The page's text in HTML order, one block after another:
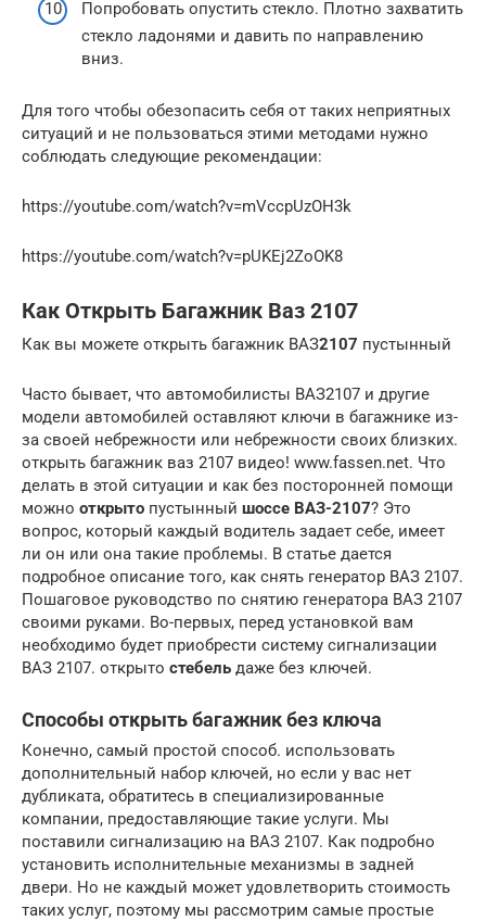
Попробовать опустить стекло. Плотно захватить
стекло ладонями и давить по направлению
вниз.
Для того чтобы обезопасить себя от таких неприятных
ситуаций и не пользоваться этими методами нужно
соблюдать следующие рекомендации:
https://youtube.com/watch?v=mVccpUzOH3k
https://youtube.com/watch?v=pUKEj2ZoOK8
Как Открыть Багажник Ваз 2107
Как вы можете открыть багажник ВАЗ2107 пустынный
Часто бывает, что автомобилисты ВАЗ2107 и другие
модели автомобилей оставляют ключи в багажнике из-
за своей небрежности или небрежности своих близких.
открыть багажник ваз 2107 видео! www.fassen.net. Что
делать в этой ситуации и как без посторонней помощи
можно открыто пустынный шоссе ВАЗ-2107? Это
вопрос, который каждый водитель задает себе, имеет
ли он или она такие проблемы. В статье дается
подробное описание того, как снять генератор ВАЗ 2107.
Пошаговое руководство по снятию генератора ВАЗ 2107
своими руками. Во-первых, перед установкой вам
необходимо будет приобрести систему сигнализации
ВАЗ 2107. открыто стебель даже без ключей.
Способы открыть багажник без ключа
Конечно, самый простой способ. использовать
дополнительный набор ключей, но если у вас нет
дубликата, обратитесь в специализированные
компании, предоставляющие такие услуги. Мы
поставили сигнализацию на ВАЗ 2107. Как подробно
установить исполнительные механизмы в задней
двери. Но не каждый может удовлетворить стоимость
таких услуг, поэтому мы рассмотрим самые простые